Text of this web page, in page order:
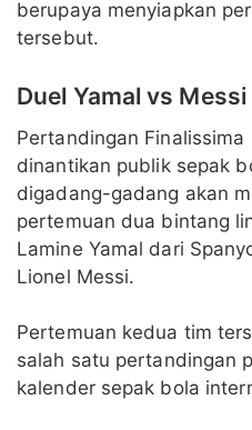
berupaya menyiapkan
tersebut.
Duel Yamal vs
Pertandingan
dinantikan publik sepak
digadang-gadang akan
pertemuan dua bintang
Lamine Yamal dari
Lionel Messi.
Pertemuan kedua tim
salah satu pertandingan
kalender sepak bola